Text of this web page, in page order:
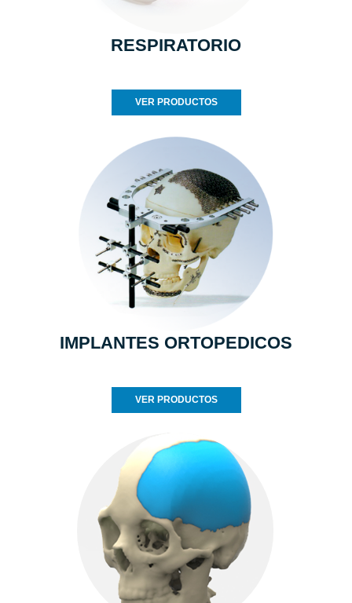
RESPIRATORIO
VER PRODUCTOS
IMPLANTES ORTOPEDICOS
VER PRODUCTOS